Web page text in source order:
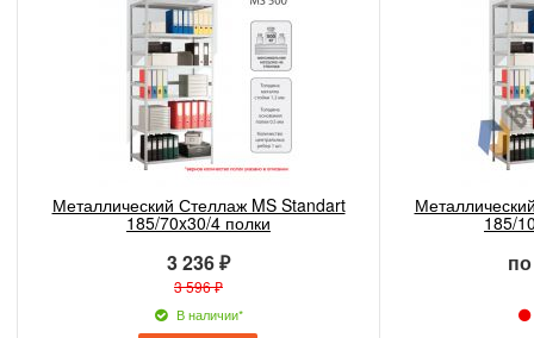
Металлический Стеллаж MS Standart
185/70x30/4 полки
3 236 ₽
3 596 ₽
В наличии*
185/